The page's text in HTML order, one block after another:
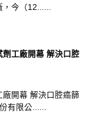
今（12......
工廠開幕 解決口腔
開幕 解決口腔癌篩
有限公......